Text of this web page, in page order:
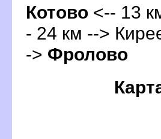
Котово <-- 13
- 24 км -->
-> Фролово